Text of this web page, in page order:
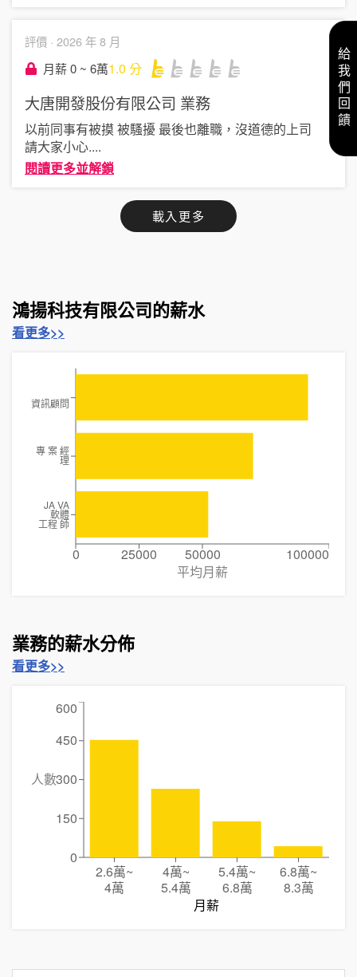
評價 · 2026 年 8 月
月薪 0 ~ 6萬1.0 分
大唐開發股份有限公司 業務
以前同事有被摸 被騷擾 最後也離職，沒道德的上司
請大家小心....
閱讀更多並解鎖
載入更多
鴻揚科技有限公司的薪水
看更多>>
0 25000 50000
100000
平均月薪
資訊顧問
專 案 經
理
JA VA
軟體
工程 師
業務的薪水分佈
看更多>>
2.6萬~
4萬
4萬~
5.4萬
5.4萬~
6.8萬
6.8萬~
8.3萬
月薪
0
150
300
450
600
人數
給我們回饋